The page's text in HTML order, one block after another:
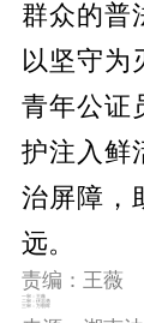
群众的普
以坚守为
青年公证
护注入鲜
治屏障，
远。
责编：王薇
一审：王薇
二审：伏志勇
三审：万朝晖